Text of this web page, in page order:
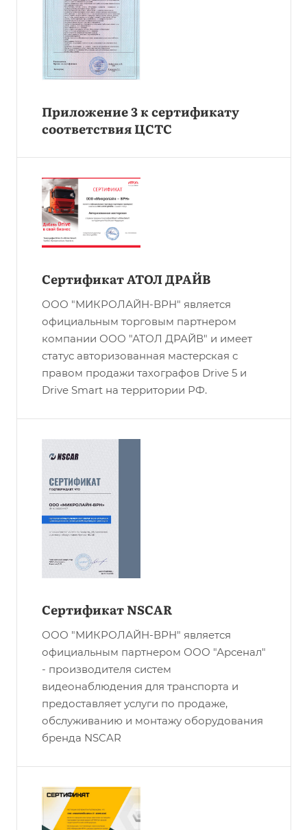
Приложение 3 к сертификату
соответствия ЦСТС
Сертификат АТОЛ ДРАЙВ
ООО "МИКРОЛАЙН-ВРН" является
официальным торговым партнером
компании ООО "АТОЛ ДРАЙВ" и имеет
статус авторизованная мастерская с
правом продажи тахографов Drive 5 и
Drive Smart на территории РФ.
Сертификат NSCAR
ООО "МИКРОЛАЙН-ВРН" является
официальным партнером ООО "Арсенал"
- производителя систем
видеонаблюдения для транспорта и
предоставляет услуги по продаже,
обслуживанию и монтажу оборудования
бренда NSCAR